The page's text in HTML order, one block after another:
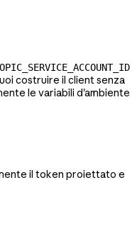
costruire il client senza
le variabili d'ambiente
il token proiettato e